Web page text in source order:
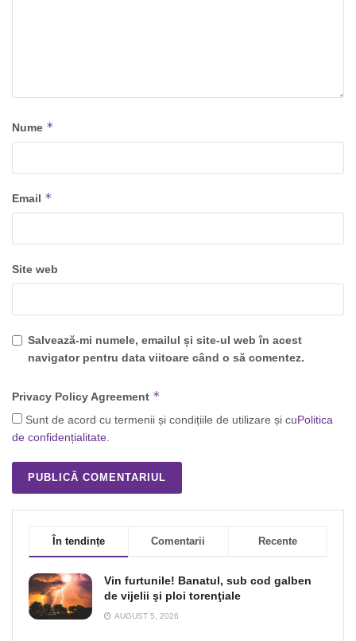
Nume *
Email *
Site web
Salvează-mi numele, emailul și site-ul web în acest
navigator pentru data viitoare când o să comentez.
Privacy Policy Agreement *
Sunt de acord cu termenii și condițiile de utilizare și cuPolitica
de confidențialitate.
În tendințe Comentarii Recente
Vin furtunile! Banatul, sub cod galben
de vijelii şi ploi torenţiale
AUGUST 5, 2026